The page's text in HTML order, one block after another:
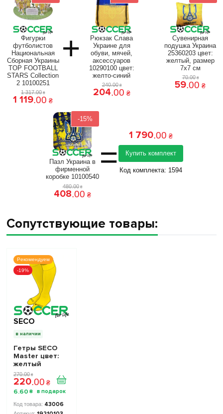
+
Фигурки
футболистов
Национальная
Сборная Украины
TOP FOOTBALL
STARS Collection
2 10100251
1 317.00 ₴
1 119.00 ₴
Рюкзак Слава
Украине для
обуви, мячей,
аксессуаров
10290100 цвет:
желто-синий
240.00 ₴
204.00 ₴
Сувенирная
подушка Украина
25360203 цвет:
желтый, размер
7x7 см
70.00 ₴
59.00 ₴
-15%
Пазл Украина в
фирменной
коробке 10100540
480.00 ₴
408.00 ₴
=
1 790.00 ₴
Купить комплект
Код комплекта: 1594
Сопутствующие товары:
Рекомендуем
-19%
SECO
в наличии
Гетры SECO
Master цвет:
желтый
270.00 ₴
220.00 ₴
6.60 ₴
43006